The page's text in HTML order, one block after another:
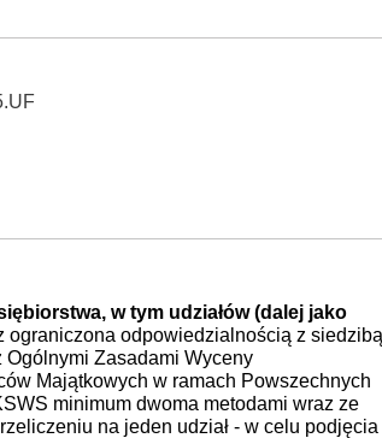
w tym udziałów (dalej jako
ograniczona odpowiedzialnością z siedzibą
Ogólnymi Zasadami Wyceny
Majątkowych w ramach Powszechnych
minimum dwoma metodami wraz ze
na jeden udział - w celu podjęcia